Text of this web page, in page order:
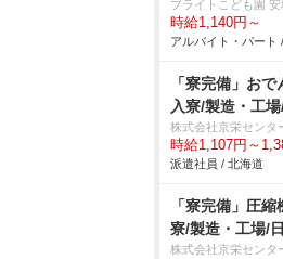
ブライトこども園 安
時給1,140円～
アルバイト・パート
「寮完備」お
入寮/製造・工
株式会社京栄センタ
時給1,107円～
派遣社員 / 北海道
「寮完備」圧
寮/製造・工場/
株式会社京栄センタ